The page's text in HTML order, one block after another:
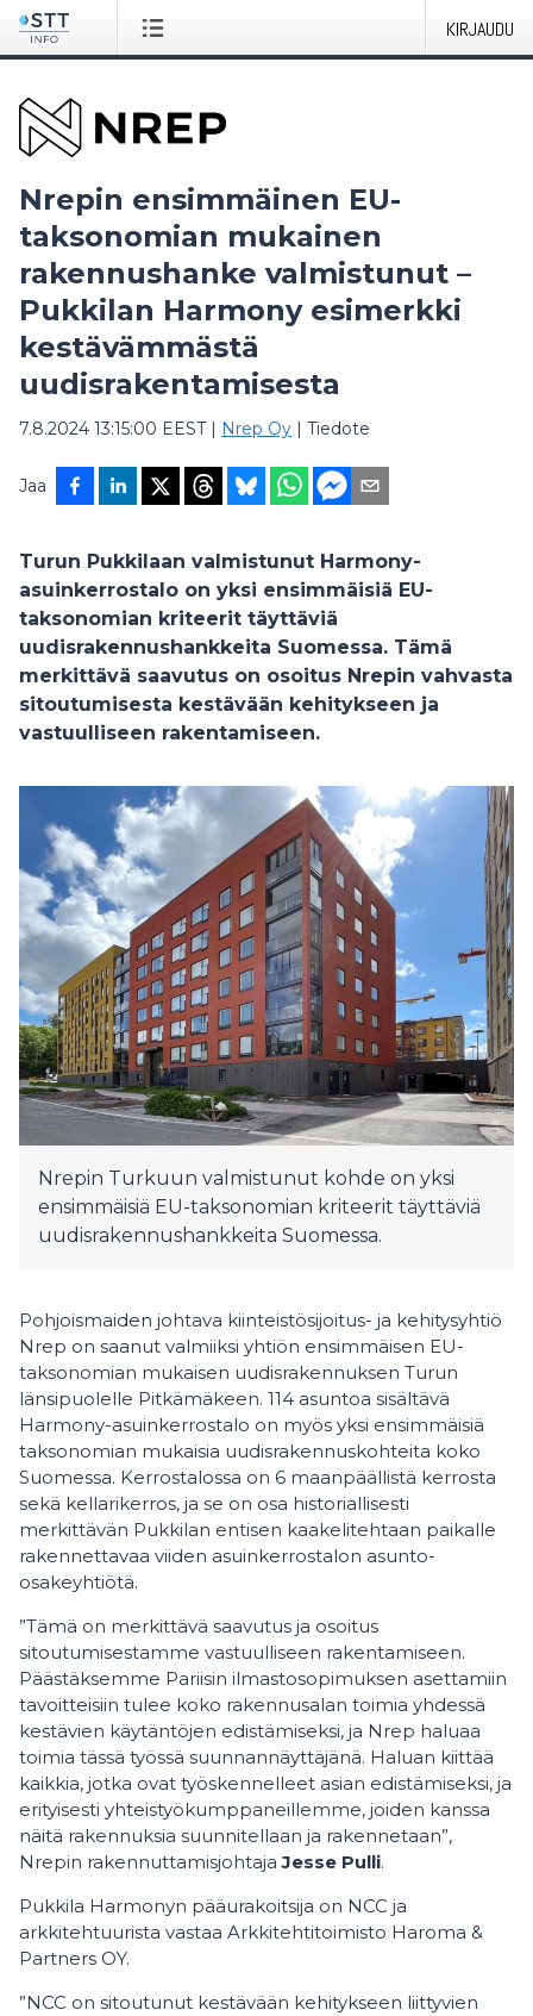
KIRJAUDU
Nrepin ensimmäinen EU-
taksonomian mukainen
rakennushanke valmistunut –
Pukkilan Harmony esimerkki
kestävämmästä
uudisrakentamisesta
7.8.2024 13:15:00 EEST| Nrep Oy | Tiedote
Jaa
Turun Pukkilaan valmistunut Harmony-
asuinkerrostalo on yksi ensimmäisiä EU-
taksonomian kriteerit täyttäviä
uudisrakennushankkeita Suomessa. Tämä
merkittävä saavutus on osoitus Nrepin vahvasta
sitoutumisesta kestävään kehitykseen ja
vastuulliseen rakentamiseen.
Nrepin Turkuun valmistunut kohde on yksi
ensimmäisiä EU-taksonomian kriteerit täyttäviä
uudisrakennushankkeita Suomessa.
Pohjoismaiden johtava kiinteistösijoitus- ja kehitysyhtiö
Nrep on saanut valmiiksi yhtiön ensimmäisen EU-
taksonomian mukaisen uudisrakennuksen Turun
länsipuolelle Pitkämäkeen. 114 asuntoa sisältävä
Harmony-asuinkerrostalo on myös yksi ensimmäisiä
taksonomian mukaisia uudisrakennuskohteita koko
Suomessa. Kerrostalossa on 6 maanpäällistä kerrosta
sekä kellarikerros, ja se on osa historiallisesti
merkittävän Pukkilan entisen kaakelitehtaan paikalle
rakennettavaa viiden asuinkerrostalon asunto-
osakeyhtiötä.
”Tämä on merkittävä saavutus ja osoitus
sitoutumisestamme vastuulliseen rakentamiseen.
Päästäksemme Pariisin ilmastosopimuksen asettamiin
tavoitteisiin tulee koko rakennusalan toimia yhdessä
kestävien käytäntöjen edistämiseksi, ja Nrep haluaa
toimia tässä työssä suunnannäyttäjänä. Haluan kiittää
kaikkia, jotka ovat työskennelleet asian edistämiseksi, ja
erityisesti yhteistyökumppaneillemme, joiden kanssa
näitä rakennuksia suunnitellaan ja rakennetaan”,
Nrepin rakennuttamisjohtajaJesse Pulli.
Pukkila Harmonyn pääurakoitsija on NCC ja
arkkitehtuurista vastaa Arkkitehtitoimisto Haroma &
Partners OY.
”NCC on sitoutunut kestävään kehitykseen liittyvien